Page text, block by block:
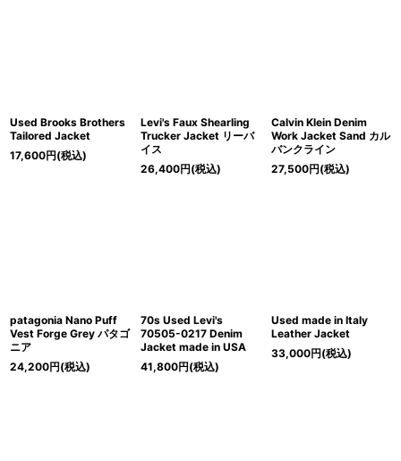
Used Brooks Brothers
Tailored Jacket
17,600円(税込)
Levi's Faux Shearling
Trucker Jacket リーバ
イス
26,400円(税込)
Calvin Klein Denim
Work Jacket Sand カル
バンクライン
27,500円(税込)
patagonia Nano Puff
Vest Forge Grey パタゴ
ニア
24,200円(税込)
70s Used Levi's
70505-0217 Denim
Jacket made in USA
41,800円(税込)
Used made in Italy
Leather Jacket
33,000円(税込)